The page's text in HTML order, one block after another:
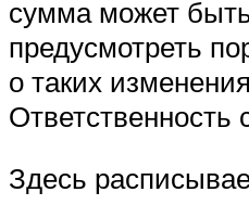
сумма может
предусмотреть
о таких
Ответственность
Здесь